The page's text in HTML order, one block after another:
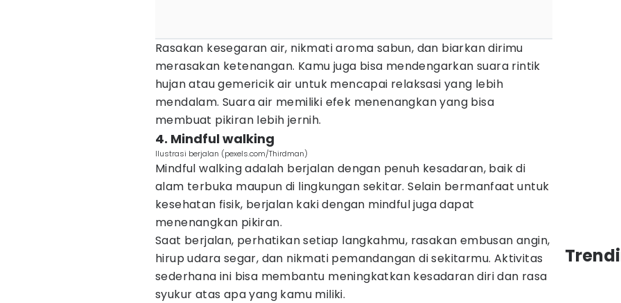
Rasakan kesegaran air, nikmati aroma sabun, dan biarkan dirimu
merasakan ketenangan. Kamu juga bisa mendengarkan suara rintik
hujan atau gemericik air untuk mencapai relaksasi yang lebih
mendalam. Suara air memiliki efek menenangkan yang bisa
membuat pikiran lebih jernih.
4. Mindful walking
Ilustrasi berjalan (pexels.com/Thirdman)
Mindful walking adalah berjalan dengan penuh kesadaran, baik di
alam terbuka maupun di lingkungan sekitar. Selain bermanfaat untuk
kesehatan fisik, berjalan kaki dengan mindful juga dapat
menenangkan pikiran.
Saat berjalan, perhatikan setiap langkahmu, rasakan embusan angin,
hirup udara segar, dan nikmati pemandangan di sekitarmu. Aktivitas
sederhana ini bisa membantu meningkatkan kesadaran diri dan rasa
syukur atas apa yang kamu miliki.